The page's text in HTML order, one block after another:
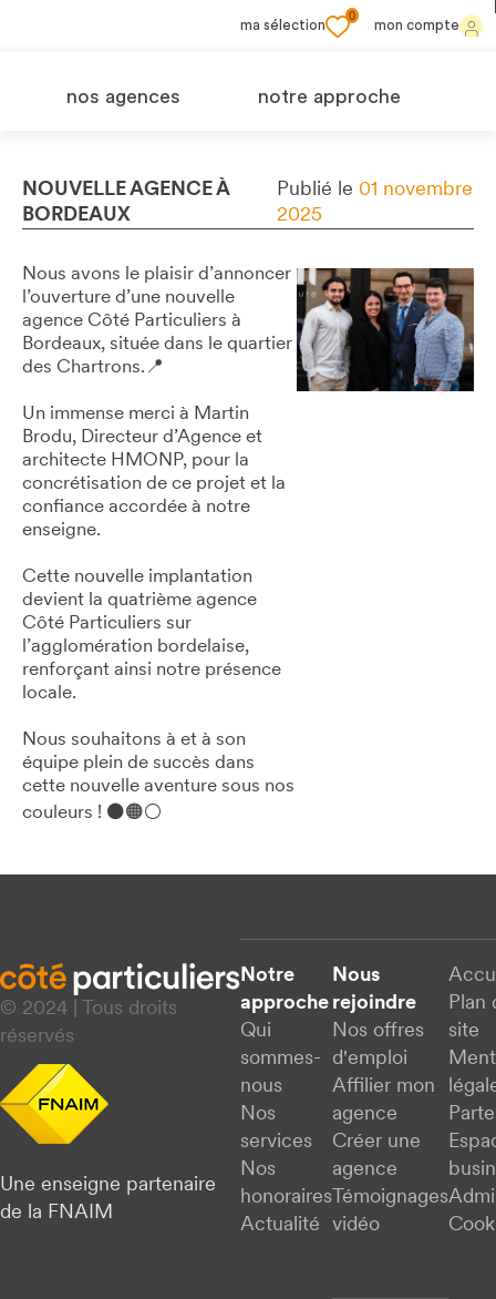
ma sélection
0
mon compte
nos agences notre approche
NOUVELLE AGENCE À
BORDEAUX
Publié le 01 novembre
2025
Nous avons le plaisir d’annoncer
l’ouverture d’une nouvelle
agence Côté Particuliers à
Bordeaux, située dans le quartier
des Chartrons.📍
Un immense merci à Martin
Brodu, Directeur d’Agence et
architecte HMONP, pour la
concrétisation de ce projet et la
confiance accordée à notre
enseigne.
Cette nouvelle implantation
devient la quatrième agence
Côté Particuliers sur
l’agglomération bordelaise,
renforçant ainsi notre présence
locale.
Nous souhaitons à et à son
équipe plein de succès dans
cette nouvelle aventure sous nos
couleurs ! ⚫🟠⚪
© 2024 | Tous droits
réservés
Une enseigne partenaire
de la FNAIM
Notre
approche
Qui
sommes-
nous
Nos
services
Nos
honoraires
Actualité
Nous
rejoindre
Nos offres
d'emploi
Affilier mon
agence
Créer une
agence
Témoignages
vidéo
Plan
site